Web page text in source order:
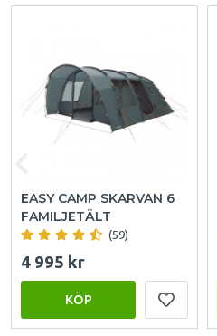
EASY CAMP SKARVAN 6
FAMILJETÄLT
(59)
4 995 kr
KÖP